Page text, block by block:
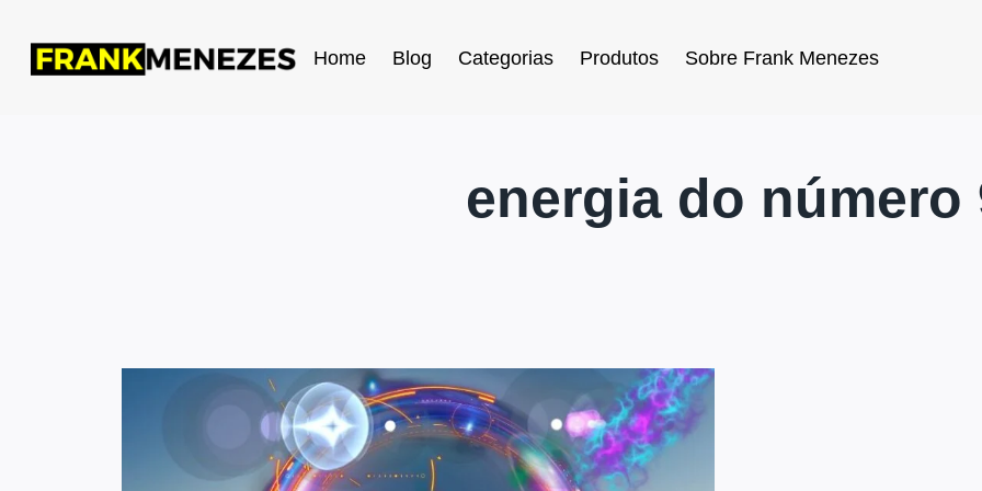
Home Blog Categorias Produtos Sobre Frank Menezes
energia do número